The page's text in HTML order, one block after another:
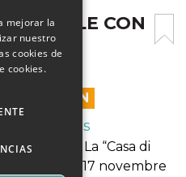
NATALE CON
2023
Clubes
NATALE…!! La “Casa di
Andria dal 17 novembre
SPANISH
mejorar la
nuestro
cookies de
cookies.